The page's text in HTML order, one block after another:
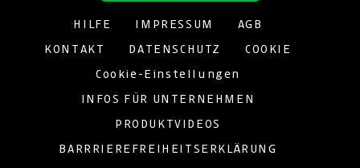
HILFE IMPRESSUM AGB
KONTAKT DATENSCHUTZ COOKIE
Cookie-Einstellungen
INFOS FÜR UNTERNEHMEN
PRODUKTVIDEOS
BARRRIEREFREIHEITSERKLÄRUNG